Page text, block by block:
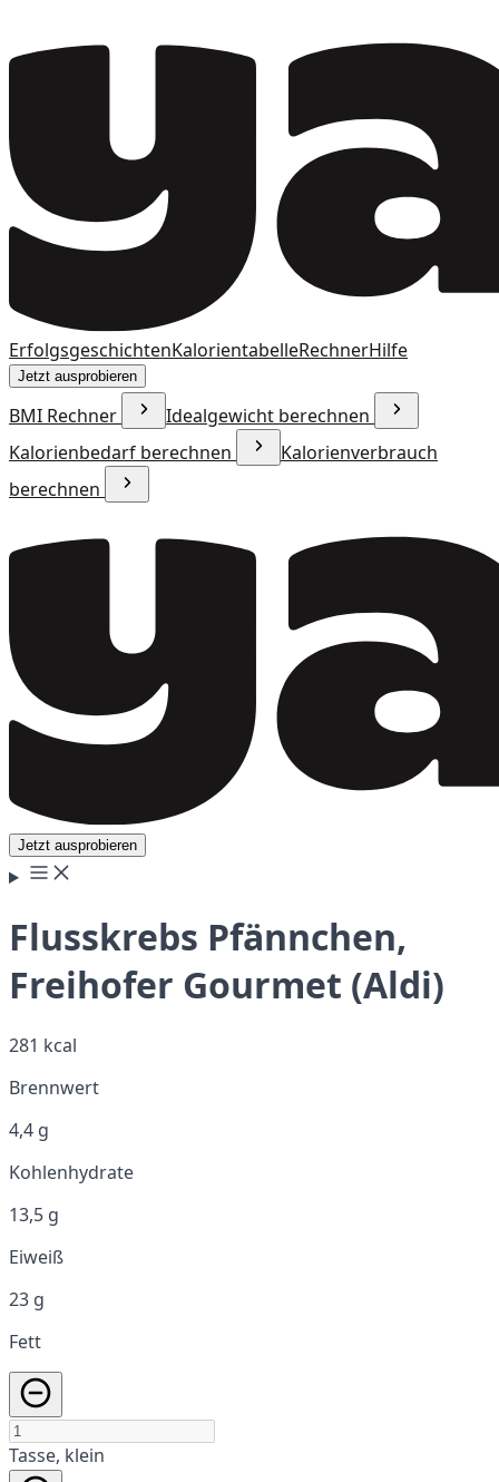
ErfolgsgeschichtenKalorientabelleRechnerHilfe
Jetzt ausprobieren
BMI Rechner
Idealgewicht berechnen
Kalorienbedarf berechnen
Kalorienverbrauch
berechnen
Jetzt ausprobieren
Flusskrebs Pfännchen,
Freihofer Gourmet (Aldi)
281 kcal
Brennwert
4,4 g
Kohlenhydrate
13,5 g
Eiweiß
23 g
Fett
Tasse, klein